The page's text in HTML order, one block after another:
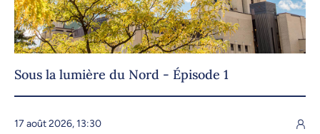
Sous la lumière du Nord - Épisode 1
17 août 2026, 13:30